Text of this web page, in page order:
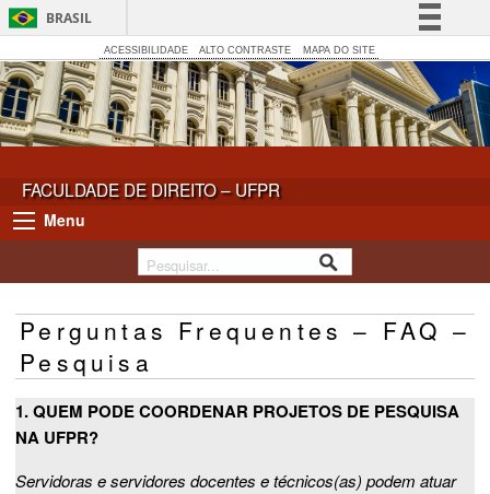
BRASIL
Simplifique!
Comunica BR
Participe
Acesso à informação
ACESSIBILIDADE ALTO CONTRASTE MAPA DO SITE
FACULDADE DE DIREITO – UFPR
Menu
Perguntas Frequentes – FAQ –
Pesquisa
1. QUEM PODE COORDENAR PROJETOS DE PESQUISA
NA UFPR?
Servidoras e servidores docentes e técnicos(as) podem atuar